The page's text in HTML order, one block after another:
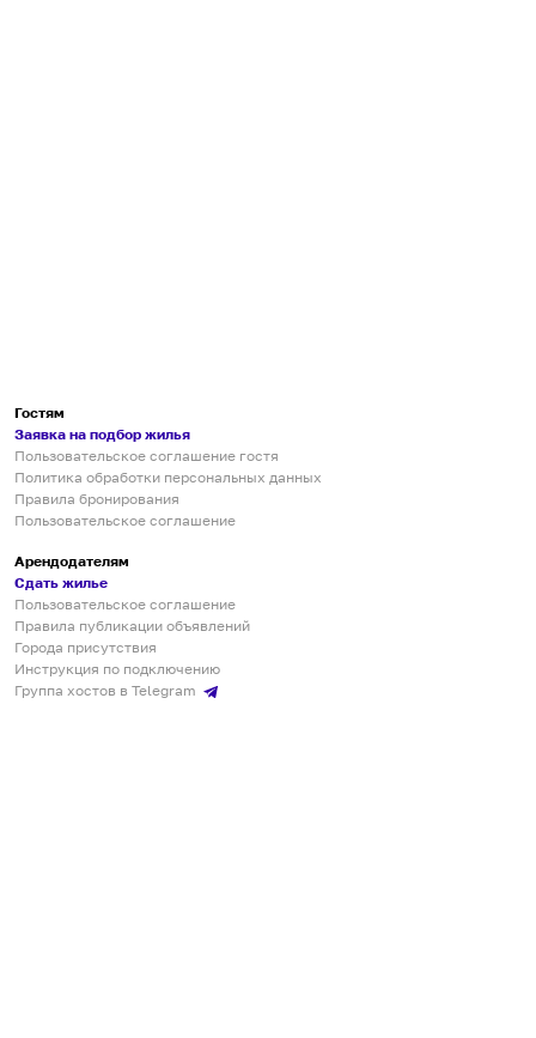
Гостям
Заявка на подбор жилья
Пользовательское соглашение гостя
Политика обработки персональных данных
Правила бронирования
Пользовательское соглашение
Арендодателям
Сдать жилье
Пользовательское соглашение
Правила публикации объявлений
Города присутствия
Инструкция по подключению
Группа хостов в Telegram